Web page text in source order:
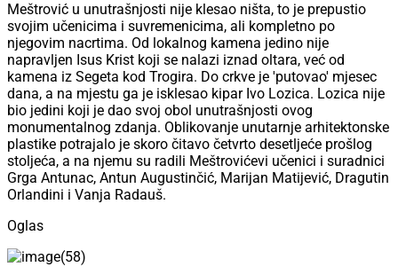
Meštrović u unutrašnjosti nije klesao ništa, to je prepustio
svojim učenicima i suvremenicima, ali kompletno po
njegovim nacrtima. Od lokalnog kamena jedino nije
napravljen Isus Krist koji se nalazi iznad oltara, već od
kamena iz Segeta kod Trogira. Do crkve je 'putovao' mjesec
dana, a na mjestu ga je isklesao kipar Ivo Lozica. Lozica nije
bio jedini koji je dao svoj obol unutrašnjosti ovog
monumentalnog zdanja. Oblikovanje unutarnje arhitektonske
plastike potrajalo je skoro čitavo četvrto desetljeće prošlog
stoljeća, a na njemu su radili Meštrovićevi učenici i suradnici
Grga Antunac, Antun Augustinčić, Marijan Matijević, Dragutin
Orlandini i Vanja Radauš.
Oglas